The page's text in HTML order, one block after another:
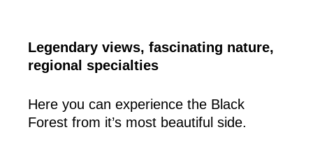
Legendary views, fascinating nature,
regional specialties
Here you can experience the Black
Forest from it’s most beautiful side.